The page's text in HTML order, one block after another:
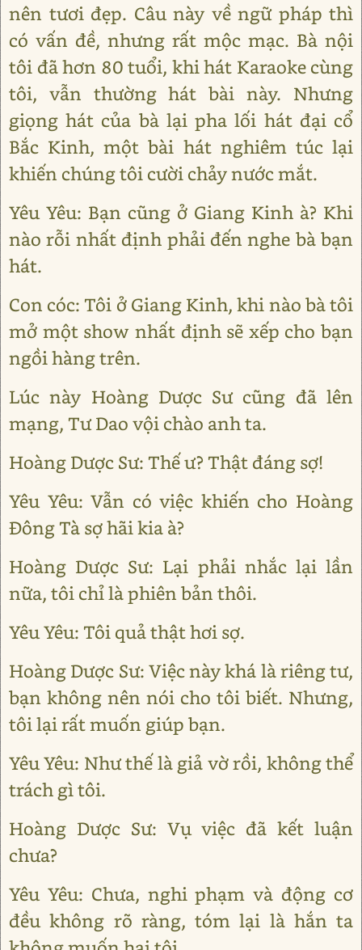
nên tươi đẹp. Câu này về ngữ pháp thì
có vấn đề, nhưng rất mộc mạc. Bà nội
tôi đã hơn 80 tuổi, khi hát Karaoke cùng
tôi, vẫn thường hát bài này. Nhưng
giọng hát của bà lại pha lối hát đại cổ
Bắc Kinh, một bài hát nghiêm túc lại
khiến chúng tôi cười chảy nước mắt.
Yêu Yêu: Bạn cũng ở Giang Kinh à? Khi
nào rỗi nhất định phải đến nghe bà bạn
hát.
Con cóc: Tôi ở Giang Kinh, khi nào bà tôi
mở một show nhất định sẽ xếp cho bạn
ngồi hàng trên.
Lúc này Hoàng Dược Sư cũng đã lên
mạng, Tư Dao vội chào anh ta.
Hoàng Dược Sư: Thế ư? Thật đáng sợ!
Yêu Yêu: Vẫn có việc khiến cho Hoàng
Đông Tà sợ hãi kia à?
Hoàng Dược Sư: Lại phải nhắc lại lần
nữa, tôi chỉ là phiên bản thôi.
Yêu Yêu: Tôi quả thật hơi sợ.
Hoàng Dược Sư: Việc này khá là riêng tư,
bạn không nên nói cho tôi biết. Nhưng,
tôi lại rất muốn giúp bạn.
Yêu Yêu: Như thế là giả vờ rồi, không thể
trách gì tôi.
Hoàng Dược Sư: Vụ việc đã kết luận
chưa?
Yêu Yêu: Chưa, nghi phạm và động cơ
đều không rõ ràng, tóm lại là hắn ta